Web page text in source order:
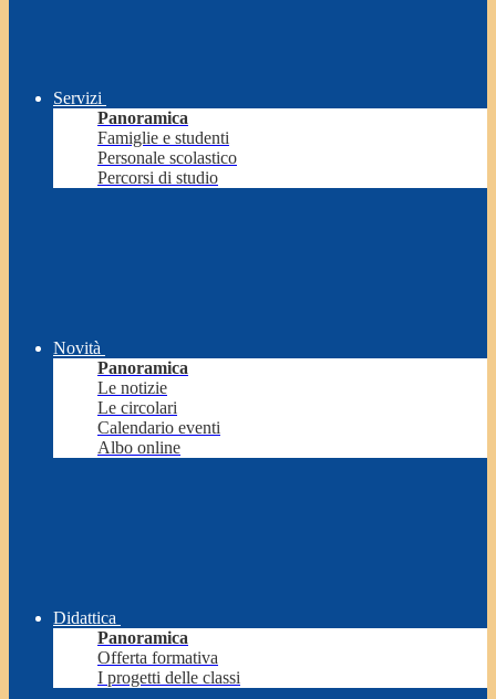
Servizi
Panoramica
Famiglie e studenti
Personale scolastico
Percorsi di studio
Novità
Panoramica
Le notizie
Le circolari
Calendario eventi
Albo online
Didattica
Panoramica
Offerta formativa
I progetti delle classi